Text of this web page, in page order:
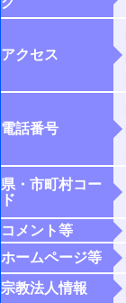
アクセス
電話番号
県・市町村コー
ド
コメント等
ホームページ等
宗教法人情報